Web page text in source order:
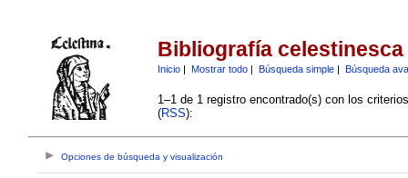
Bibliografía celestinesca
Inicio| Mostrar todo| Búsqueda simple| Búsqueda
1–1 de 1 registro encontrado(s) con los
(RSS):
Opciones de búsqueda y visualización